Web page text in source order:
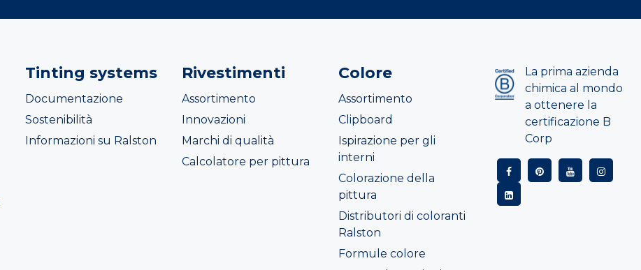
Tinting systems
Documentazione
Sostenibilità
Informazioni su Ralston
Rivestimenti
Assortimento
Innovazioni
Marchi di qualità
Calcolatore per pittura
Colore
Assortimento
Clipboard
Ispirazione per gli
interni
Colorazione della
pittura
Distributori di coloranti
Ralston
Formule colore
La prima azienda
chimica al mondo
a ottenere la
certificazione B
Corp